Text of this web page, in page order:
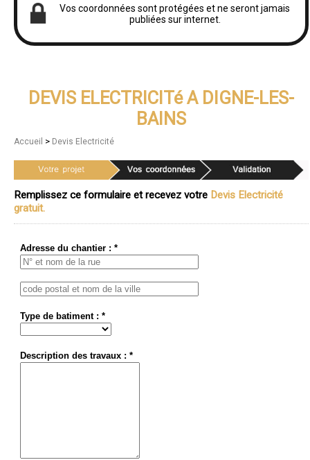
Vos coordonnées sont protégées et ne seront jamais
publiées sur internet.
DEVIS ELECTRICITé A DIGNE-LES-
BAINS
Accueil > Devis Electricité
Remplissez ce formulaire et recevez votre Devis Electricité
gratuit.
Adresse du chantier : *
Type de batiment : *
Description des travaux : *